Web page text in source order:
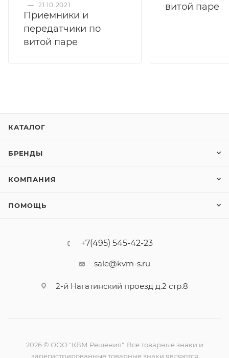
— 21.10.2021
Приемники и
передатчики по
витой паре
витой паре
КАТАЛОГ
БРЕНДЫ
КОМПАНИЯ
ПОМОЩЬ
+7(495) 545-42-23
sale@kvm-s.ru
2-й Нагатинский проезд д.2 стр.8
2026 © ООО "КВМ Решения". Все товарные знаки и
зарегистрированные товарные знаки являются